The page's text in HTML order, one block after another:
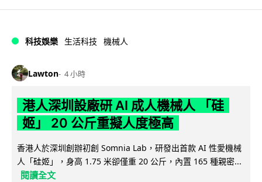
科技娛樂 生活科技 機械人
Lawton 4 小時
港人深圳設廠研 AI 成人機械人 「硅
姬」 20 公斤重擬人度極高
香港人於深圳創辦初創 Somnia Lab，研發出首款 AI 性愛機械
人「硅姬」，身高 1.75 米卻僅重 20 公斤，內置 165 種親密...
閱讀全文